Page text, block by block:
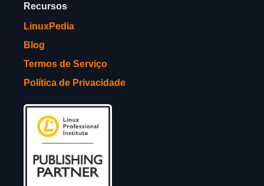
Recursos
LinuxPedia
Blog
Termos de Serviço
Política de Privacidade